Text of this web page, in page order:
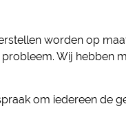
worden op
Wij hebben
om iedereen de